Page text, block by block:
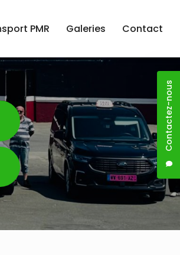
Contactez-nous
PMR Galeries Contact